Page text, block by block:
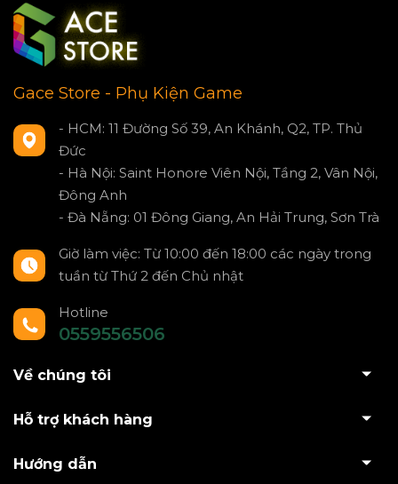
Gace Store - Phụ Kiện Game
- HCM: 11 Đường Số 39, An Khánh, Q2, TP. Thủ
Đức
- Hà Nội: Saint Honore Viên Nội, Tầng 2, Vân Nội,
Đông Anh
- Đà Nẵng: 01 Đông Giang, An Hải Trung, Sơn Trà
Giờ làm việc: Từ 10:00 đến 18:00 các ngày trong
tuần từ Thứ 2 đến Chủ nhật
Hotline
0559556506
Về chúng tôi
Hỗ trợ khách hàng
Hướng dẫn